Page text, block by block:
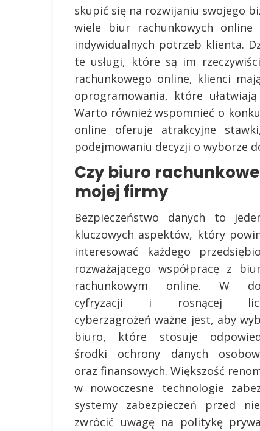
skupić się na rozwijaniu swojego
wiele biur rachunkowych
indywidualnych potrzeb klienta.
te usługi, które są im
rachunkowego online, klienci
oprogramowania, które
Warto również wspomnieć o
online oferuje atrakcyjne
podejmowaniu decyzji o wyborze
Czy biuro
mojej firmy
Bezpieczeństwo danych to
kluczowych aspektów, który
interesować każdego
rozważającego współpracę z
rachunkowym online. W
cyfryzacji i rosnącej
cyberzagrożeń ważne jest, aby
biuro, które stosuje
środki ochrony danych
oraz finansowych. Większość
w nowoczesne technologie
systemy zabezpieczeń przed
zwrócić uwagę na politykę